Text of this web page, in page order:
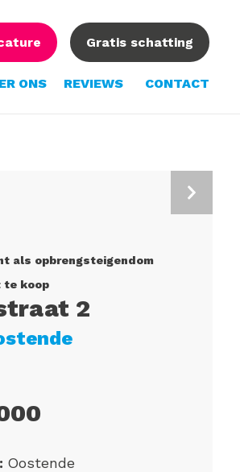
Gratis schatting
ONS REVIEWS CONTACT
als opbrengsteigendom
te koop
2
Oostende